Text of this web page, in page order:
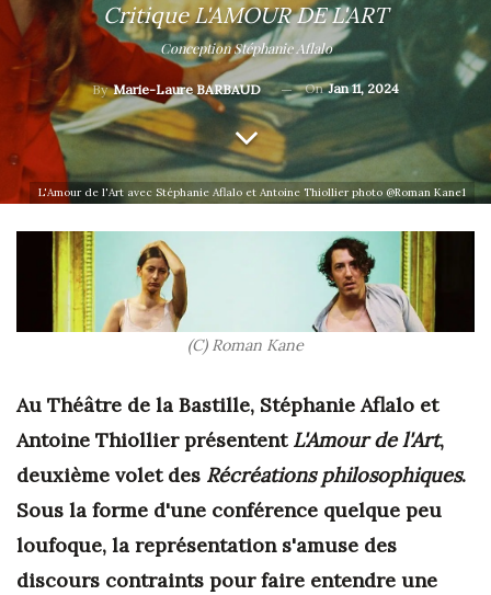
Critique L'AMOUR DE L'ART
Conception Stéphanie Aflalo
ByMarie-Laure BARBAUD OnJan 11, 2024
L'Amour de l'Art avec Stéphanie Aflalo et Antoine Thiollier photo @Roman Kane1
(C) Roman Kane
Au Théâtre de la Bastille, Stéphanie Aflalo et
Antoine Thiollier présentent L'Amour de l'Art,
deuxième volet des Récréations philosophiques.
Sous la forme d'une conférence quelque peu
loufoque, la représentation s'amuse des
discours contraints pour faire entendre une